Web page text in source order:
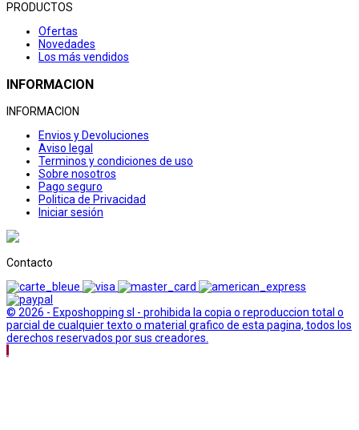
PRODUCTOS
Ofertas
Novedades
Los más vendidos
INFORMACION
INFORMACION
Envios y Devoluciones
Aviso legal
Terminos y condiciones de uso
Sobre nosotros
Pago seguro
Politica de Privacidad
Iniciar sesión
Contacto
© 2026 - Exposhopping sl - prohibida la copia o reproduccion total o
parcial de cualquier texto o material grafico de esta pagina, todos los
derechos reservados por sus creadores.